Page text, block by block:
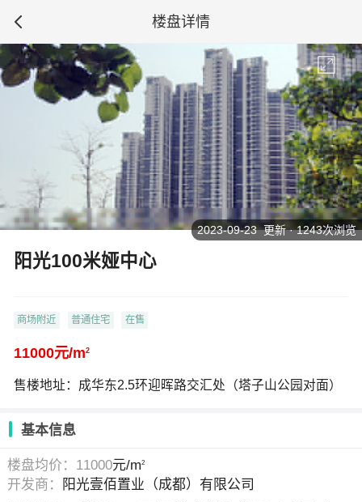
楼盘详情
阳光100米娅中心
商场附近 普通住宅 在售
11000元/m2
售楼地址：成华东2.5环迎晖路交汇处（塔子山公园对面）
2023-09-23 更新 · 1243次浏览
基本信息
楼盘均价：11000元/m2
开发商：
阳光壹佰置业（成都）有限公司